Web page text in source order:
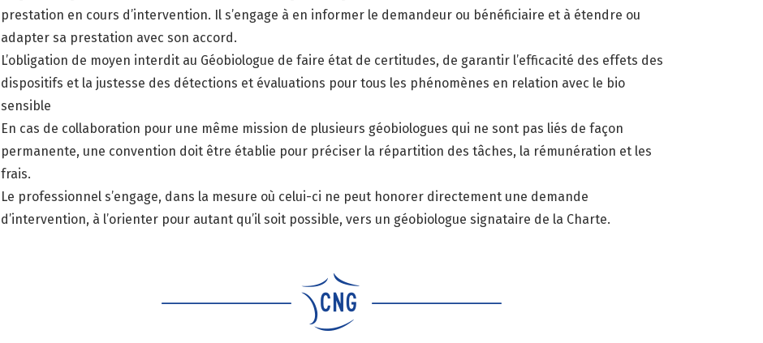
prestation en cours d’intervention. Il s’engage à en informer le demandeur ou bénéficiaire et à étendre ou
adapter sa prestation avec son accord.
L’obligation de moyen interdit au Géobiologue de faire état de certitudes, de garantir l’efficacité des effets des
dispositifs et la justesse des détections et évaluations pour tous les phénomènes en relation avec le bio
sensible
En cas de collaboration pour une même mission de plusieurs géobiologues qui ne sont pas liés de façon
permanente, une convention doit être établie pour préciser la répartition des tâches, la rémunération et les
frais.
Le professionnel s’engage, dans la mesure où celui-ci ne peut honorer directement une demande
d’intervention, à l’orienter pour autant qu’il soit possible, vers un géobiologue signataire de la Charte.